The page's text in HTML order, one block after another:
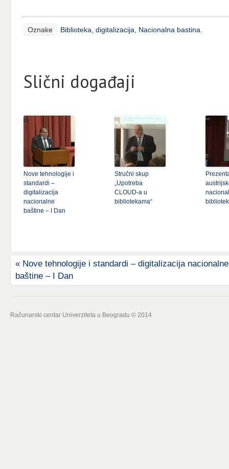
Oznake Biblioteka digitalizacija Nacionalna bastina
Slični događaji
Nove tehnologije i
standardi –
digitalizacija
nacionalne
baštine – I Dan
Stručni skup
„Upotreba
CLOUD-a u
bibliotekama“
« Nove tehnologije i standardi – digitalizacija nacionalne
baštine – I Dan
Računarski centar Univerziteta u Beogradu © 2014